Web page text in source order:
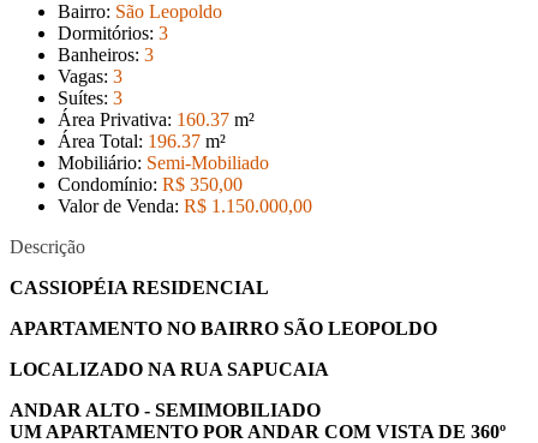
Bairro: São Leopoldo
Dormitórios: 3
Banheiros: 3
Vagas: 3
Suítes: 3
Área Privativa: 160.37 m²
Área Total: 196.37 m²
Mobiliário: Semi-Mobiliado
Condomínio: R$ 350,00
Valor de Venda: R$ 1.150.000,00
Descrição
CASSIOPÉIA RESIDENCIAL
APARTAMENTO NO BAIRRO SÃO LEOPOLDO
LOCALIZADO NA RUA SAPUCAIA
ANDAR ALTO - SEMIMOBILIADO
UM APARTAMENTO POR ANDAR COM VISTA DE 360º